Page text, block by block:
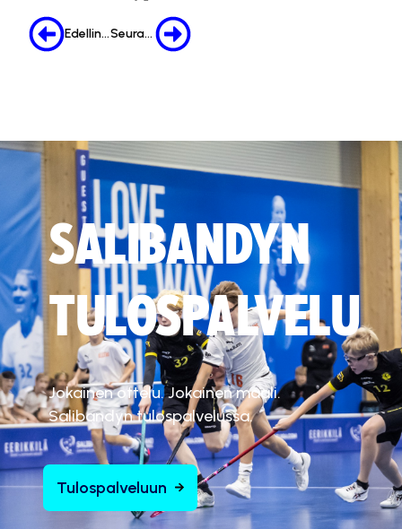
Edellinen Seuraava
SALIBANDYN
TULOSPALVELU
Jokainen ottelu. Jokainen maali.
Salibandyn tulospalvelussa.
Tulospalveluun